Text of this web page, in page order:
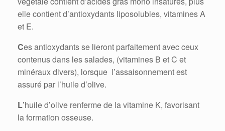
elle contient d’antioxydants liposolubles, vitamines A
et E.
Ces antioxydants se lieront parfaitement avec ceux
contenus dans les salades, (vitamines B et C et
minéraux divers), lorsque l’assaisonnement est
assuré par l’huile d’olive.
L’huile d’olive renferme de la vitamine K, favorisant
la formation osseuse.